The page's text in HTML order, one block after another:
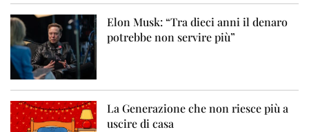
Elon Musk: “Tra dieci anni il denaro
potrebbe non servire più”
La Generazione che non riesce più a
uscire di casa